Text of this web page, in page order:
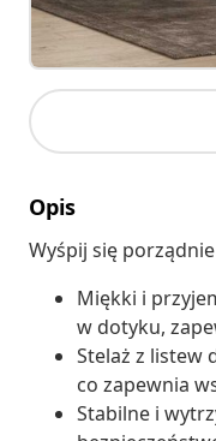
Opis
Wyśpij się
Miękki i
w dotyku,
Stelaż z listew
co zapewnia
Stabilne i